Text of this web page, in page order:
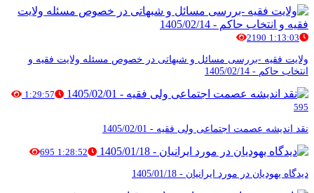
1:13:03
2190
ولایت فقیه -بررسی مسائل و شبهاتی در خصوص مسئله ولایت فقیه و
انتخاب حاکم - 1405/02/14
1:29:57
595
نقد اندیشه عصمت اجتماعی ولی فقیه - 1405/02/01
1:28:52
695
دیدگاه یهودیان در مورد ایرانیان - 1405/01/18